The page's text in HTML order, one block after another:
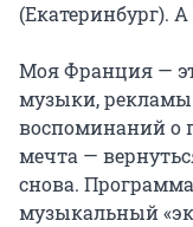
(Екатеринбург).
Моя Франция —
музыки, рекламы
воспоминаний о
мечта —
снова.
музыкальный